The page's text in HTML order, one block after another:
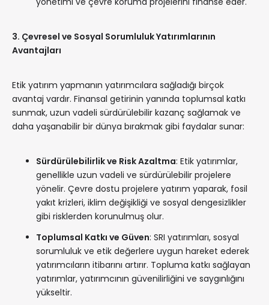
3. Çevresel ve Sosyal Sorumluluk Yatırımlarının
Avantajları
Etik yatırım yapmanın yatırımcılara sağladığı birçok
avantaj vardır. Finansal getirinin yanında toplumsal katkı
sunmak, uzun vadeli sürdürülebilir kazanç sağlamak ve
daha yaşanabilir bir dünya bırakmak gibi faydalar sunar:
Sürdürülebilirlik ve Risk Azaltma: Etik yatırımlar,
genellikle uzun vadeli ve sürdürülebilir projelere
yönelir. Çevre dostu projelere yatırım yaparak, fosil
yakıt krizleri, iklim değişikliği ve sosyal dengesizlikler
gibi risklerden korunulmuş olur.
Toplumsal Katkı ve Güven: SRI yatırımları, sosyal
sorumluluk ve etik değerlere uygun hareket ederek
yatırımcıların itibarını artırır. Topluma katkı sağlayan
yatırımlar, yatırımcının güvenilirliğini ve saygınlığını
yükseltir.